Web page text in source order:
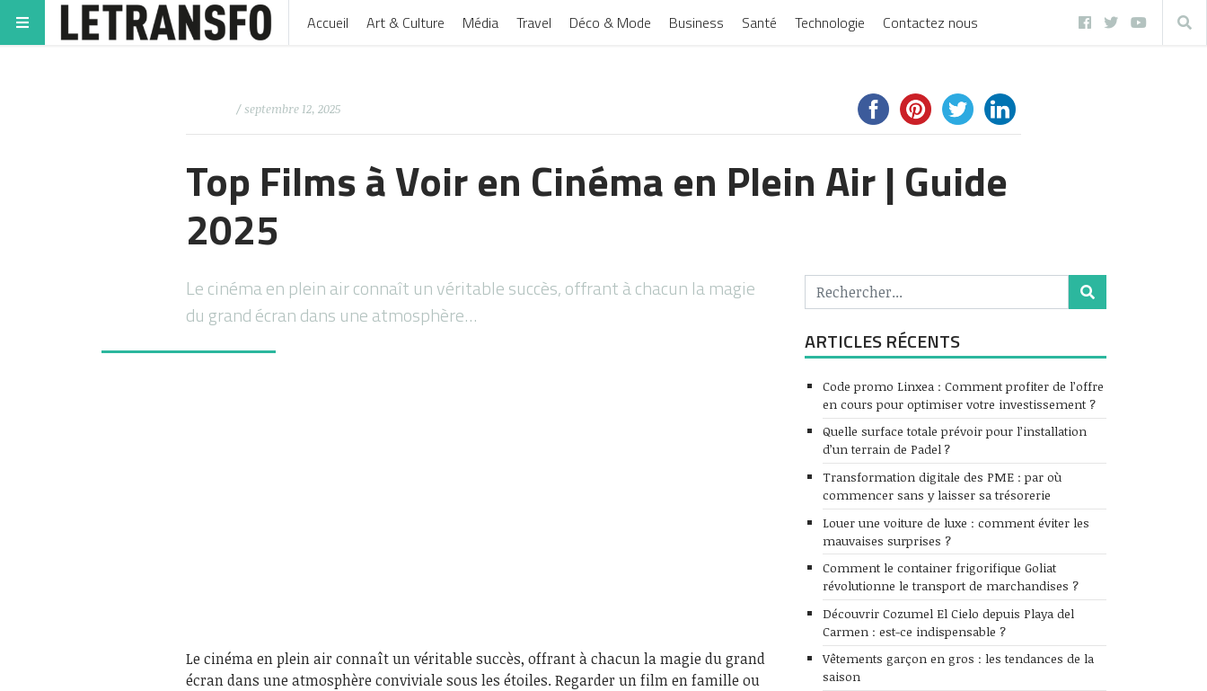
Accueil Art & Culture Média Travel Déco & Mode Business Santé Technologie Contactez nous
/ septembre 12, 2025
Top Films à Voir en Cinéma en Plein Air | Guide
2025
Le cinéma en plein air connaît un véritable succès, offrant à chacun la magie
du grand écran dans une atmosphère…
Le cinéma en plein air connaît un véritable succès, offrant à chacun la magie du grand
écran dans une atmosphère conviviale sous les étoiles. Regarder un film en famille ou
ARTICLES RÉCENTS
Code promo Linxea : Comment profiter de l’offre
en cours pour optimiser votre investissement ?
Quelle surface totale prévoir pour l’installation
d’un terrain de Padel ?
Transformation digitale des PME : par où
commencer sans y laisser sa trésorerie
Louer une voiture de luxe : comment éviter les
mauvaises surprises ?
Comment le container frigorifique Goliat
révolutionne le transport de marchandises ?
Découvrir Cozumel El Cielo depuis Playa del
Carmen : est-ce indispensable ?
Vêtements garçon en gros : les tendances de la
saison